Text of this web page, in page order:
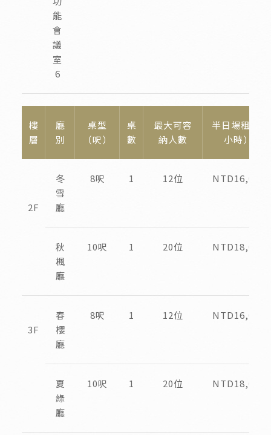
能
會
議
室
6
樓
層
廳
別
桌型
（呎）
桌
數
最大可容
納人數
半日場租（4
小時）
2F
冬
雪
廳
8呎 1 12位 NTD16,000
秋
楓
廳
10呎 1 20位 NTD18,000
3F
春
櫻
廳
8呎 1 12位 NTD16,000
夏
綠
廳
10呎 1 20位 NTD18,000